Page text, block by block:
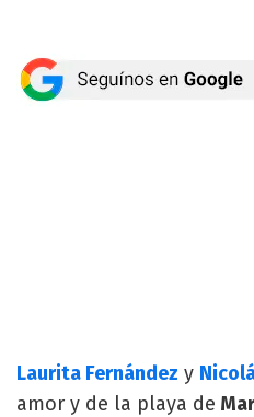
Laurita Fernández y
amor y de la playa de